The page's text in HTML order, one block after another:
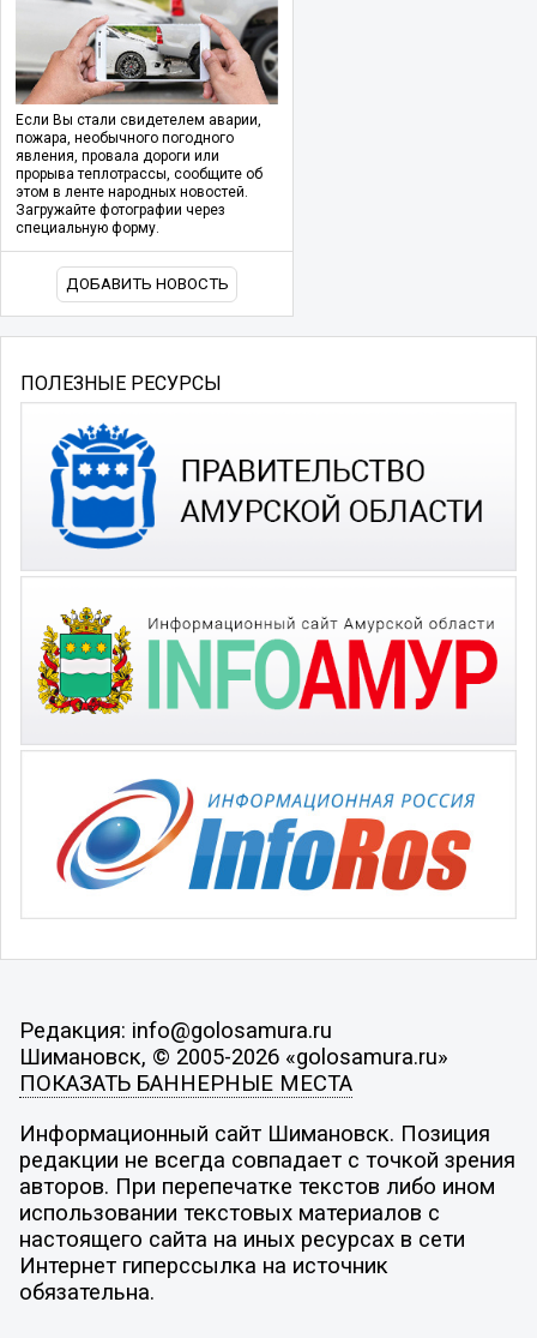
Если Вы стали свидетелем аварии,
пожара, необычного погодного
явления, провала дороги или
прорыва теплотрассы, сообщите об
этом в ленте народных новостей.
Загружайте фотографии через
специальную форму.
ДОБАВИТЬ НОВОСТЬ
ПОЛЕЗНЫЕ РЕСУРСЫ
Редакция: info@golosamura.ru
Шимановск, © 2005-2026 «golosamura.ru»
ПОКАЗАТЬ БАННЕРНЫЕ МЕСТА
Информационный сайт Шимановск. Позиция
редакции не всегда совпадает с точкой зрения
авторов. При перепечатке текстов либо ином
использовании текстовых материалов с
настоящего сайта на иных ресурсах в сети
Интернет гиперссылка на источник
обязательна.